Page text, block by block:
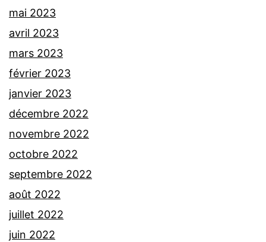
mai 2023
avril 2023
mars 2023
février 2023
janvier 2023
décembre 2022
novembre 2022
octobre 2022
septembre 2022
août 2022
juillet 2022
juin 2022